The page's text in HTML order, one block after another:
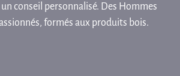
conseil personnalisé. Des Hommes
formés aux produits bois.